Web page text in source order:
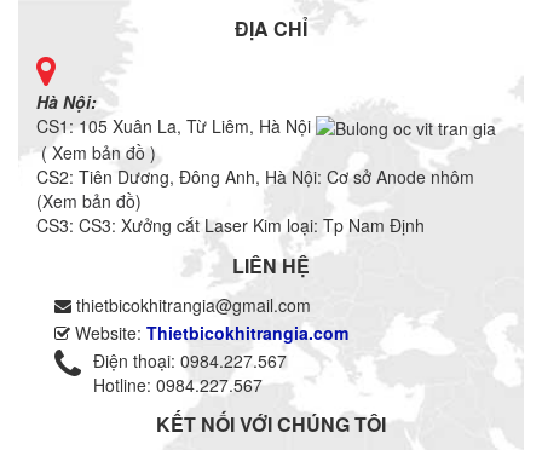
ĐỊA CHỈ
Hà Nội:
CS1: 105 Xuân La, Từ Liêm, Hà Nội
( Xem bản đồ )
CS2: Tiên Dương, Đông Anh, Hà Nội: Cơ sở Anode nhôm
(Xem bản đồ)
CS3: CS3: Xưởng cắt Laser Kim loại: Tp Nam Định
LIÊN HỆ
thietbicokhitrangia@gmail.com
Website: Thietbicokhitrangia.com
Điện thoại: 0984.227.567
Hotline: 0984.227.567
KẾT NỐI VỚI CHÚNG TÔI